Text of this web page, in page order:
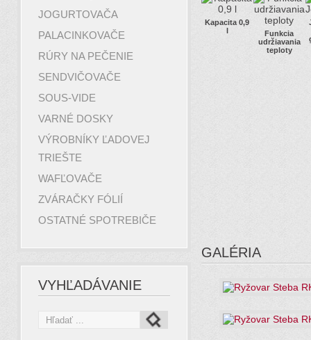
Kapacita 0,9
l
Funkcia
udržiavania
teploty
GALÉRIA
JOGURTOVAČA
PALACINKOVAČE
RÚRY NA PEČENIE
SENDVIČOVAČE
SOUS-VIDE
VARNÉ DOSKY
VÝROBNÍKY ĽADOVEJ
TRIEŠTE
WAFĽOVAČE
ZVÁRAČKY FÓLIÍ
OSTATNÉ SPOTREBIČE
VYHĽADÁVANIE